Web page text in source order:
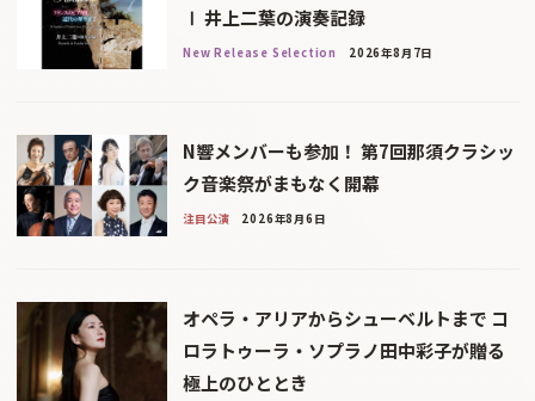
Ⅰ 井上二葉の演奏記録
New Release Selection 2026年8月7日
N響メンバーも参加！ 第7回那須クラシッ
ク音楽祭がまもなく開幕
注目公演 2026年8月6日
オペラ・アリアからシューベルトまで コ
ロラトゥーラ・ソプラノ田中彩子が贈る
極上のひととき